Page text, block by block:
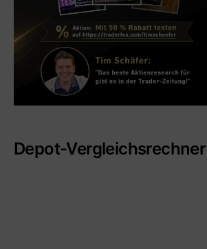
Depot-Vergleichsrechner